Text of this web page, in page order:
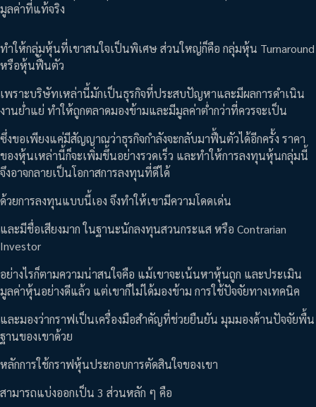
มูลค่าที่แท้จริง
ทำให้กลุ่มหุ้นที่เขาสนใจเป็นพิเศษ ส่วนใหญ่ก็คือ กลุ่มหุ้น Turnaround
หรือหุ้นฟื้นตัว
เพราะบริษัทเหล่านี้มักเป็นธุรกิจที่ประสบปัญหาและมีผลการดำเนิน
งานย่ำแย่ ทำให้ถูกตลาดมองข้ามและมีมูลค่าต่ำกว่าที่ควรจะเป็น
ซึ่งขอเพียงแค่มีสัญญาณว่าธุรกิจกำลังจะกลับมาฟื้นตัวได้อีกครั้ง ราคา
ของหุ้นเหล่านี้ก็จะเพิ่มขึ้นอย่างรวดเร็ว และทำให้การลงทุนหุ้นกลุ่มนี้
จึงอาจกลายเป็นโอกาสการลงทุนที่ดีได้
ด้วยการลงทุนแบบนี้เอง จึงทำให้เขามีความโดดเด่น
และมีชื่อเสียงมาก ในฐานะนักลงทุนสวนกระแส หรือ Contrarian
Investor
อย่างไรก็ตามความน่าสนใจคือ แม้เขาจะเน้นหาหุ้นถูก และประเมิน
มูลค่าหุ้นอย่างดีแล้ว แต่เขาก็ไม่ได้มองข้าม การใช้ปัจจัยทางเทคนิค
และมองว่ากราฟเป็นเครื่องมือสำคัญที่ช่วยยืนยัน มุมมองด้านปัจจัยพื้น
ฐานของเขาด้วย
หลักการใช้กราฟหุ้นประกอบการตัดสินใจของเขา
สามารถแบ่งออกเป็น 3 ส่วนหลัก ๆ คือ